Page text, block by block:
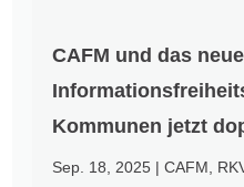
CAFM und das neue
Kommunen jetzt
Sep. 18, 2025 |CAFM